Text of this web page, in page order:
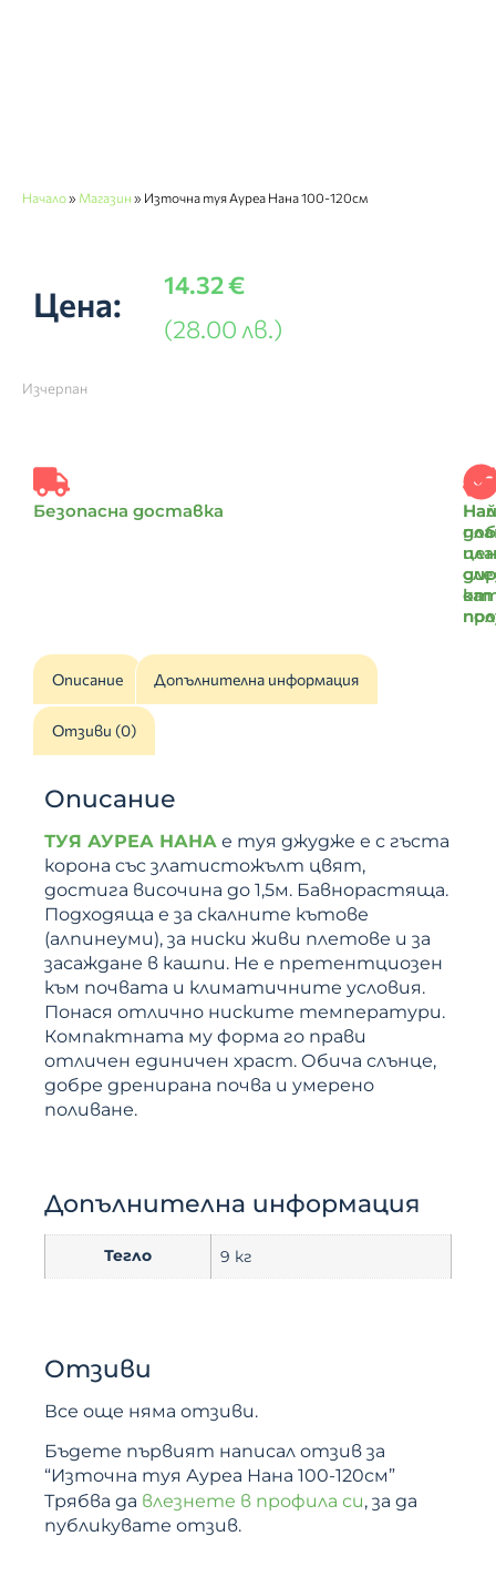
Начало» Магазин » Източна туя Ауреа Нана 100-120см
Цена: 14.32€
(28.00 лв.)
Изчерпан
Безопасна доставка
от
Описание Допълнителна информация
Отзиви (0)
Описание
ТУЯ АУРЕА НАНА е туя джудже е с гъcтa
кopoнa cъc злaтиcтoжълт цвят,
достига височина до 1,5м. Бавнорастяща.
Подходяща е за скалните кътове
(алпинеуми), за ниски живи плетове и за
засаждане в кашпи. Не е претентциозен
към почвата и климатичните условия.
Понася отлично ниските температури.
Компактната му форма го прави
отличен единичен храст. Обича слънце,
добре дренирана почва и умерено
поливане.
Допълнителна информация
Тегло 9 кг
Отзиви
Все още няма отзиви.
Бъдете първият написал отзив за
“Източна туя Ауреа Нана 100-120см”
Трябва да влезнете в профила си, за да
публикувате отзив.